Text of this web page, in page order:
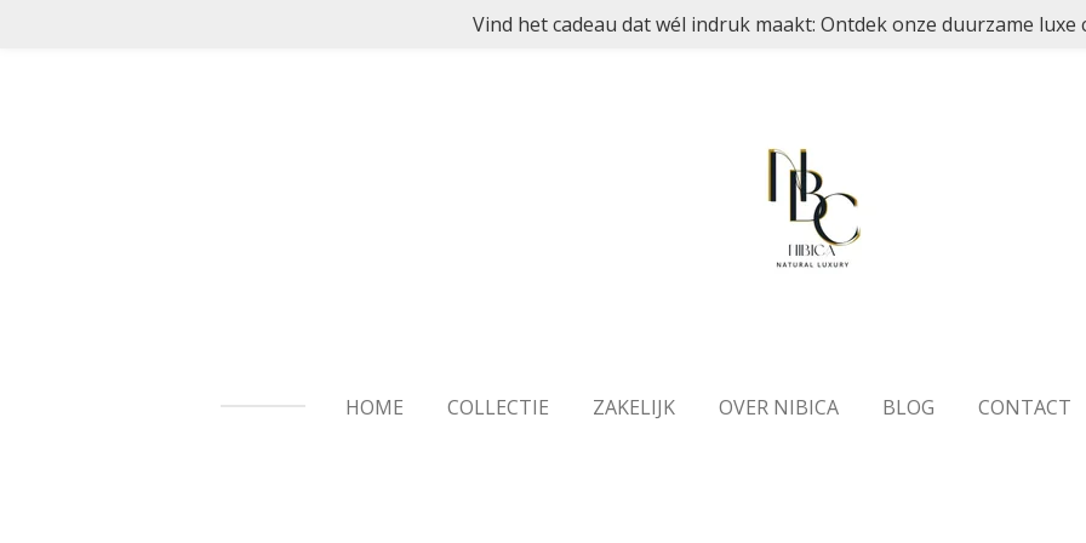
Vind het cadeau dat wél indruk maakt: Ontdek onze duurzame luxe
HOME COLLECTIE ZAKELIJK OVER NIBICA BLOG CONTACT